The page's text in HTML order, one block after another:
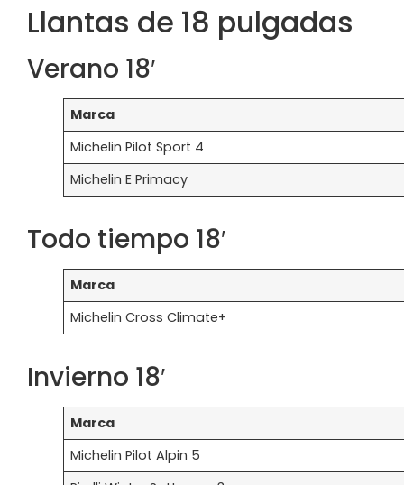
Llantas de 18 pulgadas
Verano 18′
Marca
Michelin Pilot Sport 4
Michelin E Primacy
Todo tiempo 18′
Marca
Michelin Cross Climate+
Invierno 18′
Marca
Michelin Pilot Alpin 5